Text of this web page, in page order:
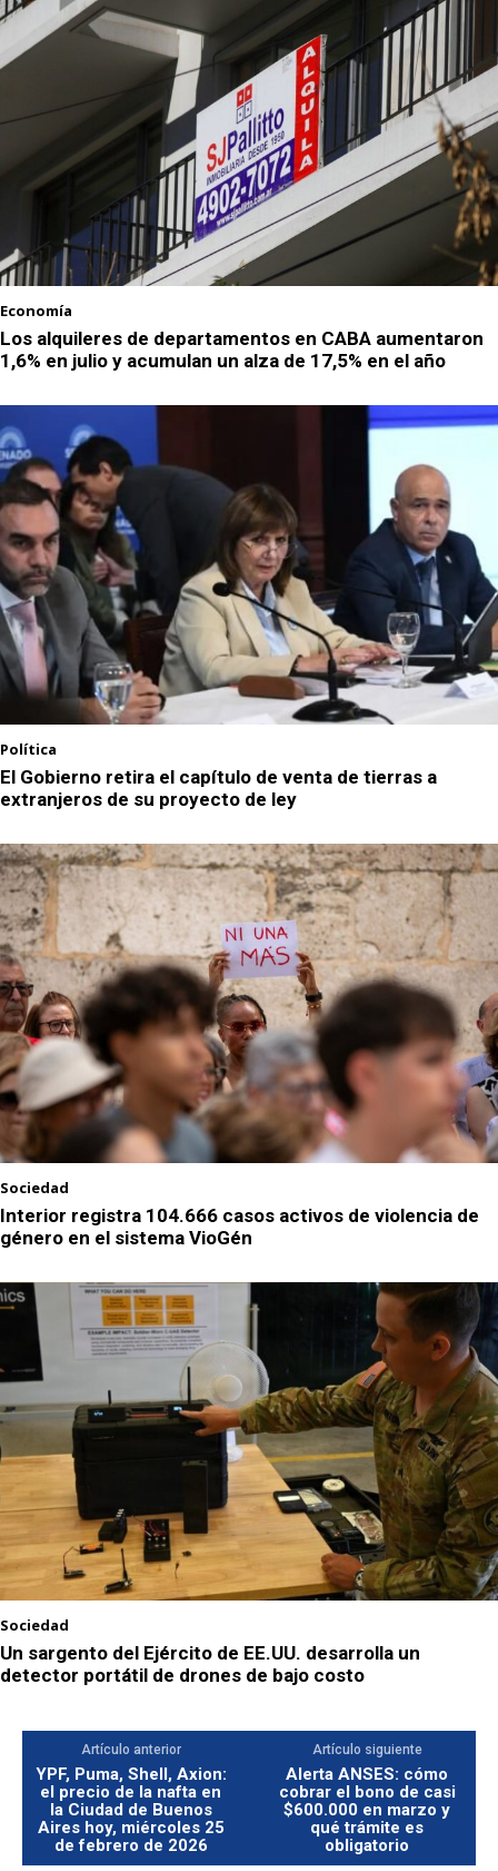
Economía
Los alquileres de departamentos en CABA aumentaron
1,6% en julio y acumulan un alza de 17,5% en el año
Política
El Gobierno retira el capítulo de venta de tierras a
extranjeros de su proyecto de ley
Sociedad
Interior registra 104.666 casos activos de violencia de
género en el sistema VioGén
Sociedad
Un sargento del Ejército de EE.UU. desarrolla un
detector portátil de drones de bajo costo
Artículo anterior
YPF, Puma, Shell, Axion:
el precio de la nafta en
la Ciudad de Buenos
Aires hoy, miércoles 25
de febrero de 2026
Artículo siguiente
Alerta ANSES: cómo
cobrar el bono de casi
$600.000 en marzo y
qué trámite es
obligatorio